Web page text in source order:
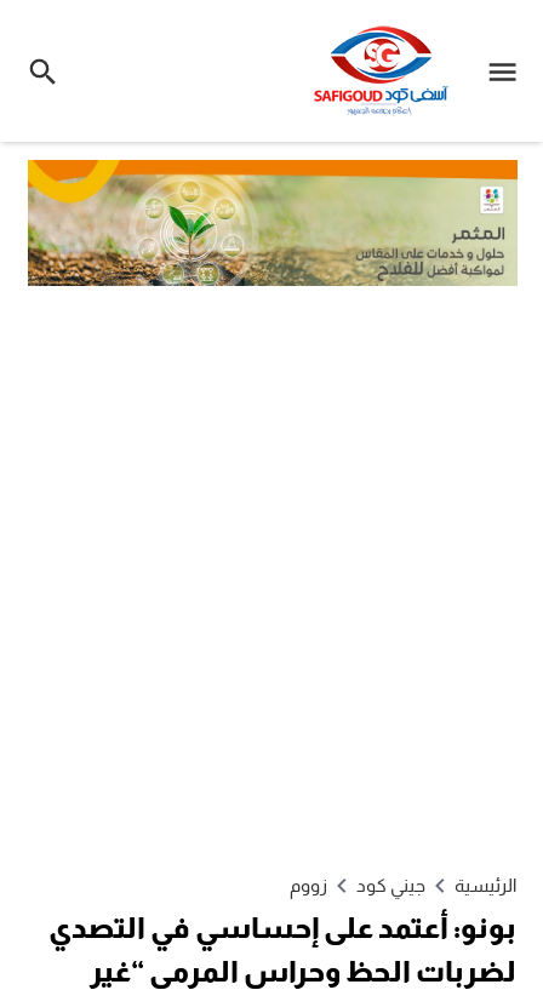
الرئيسية جيني كود زووم
بونو: أعتمد على إحساسي في التصدي
لضربات الحظ وحراس المرمى “غير